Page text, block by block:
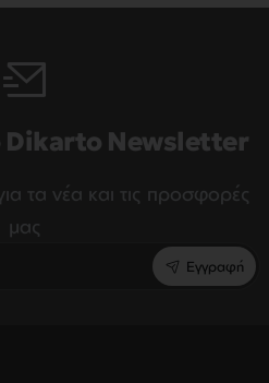
Dikarto Newsletter
τα νέα και τις προσφορές
μας
Εγγραφή